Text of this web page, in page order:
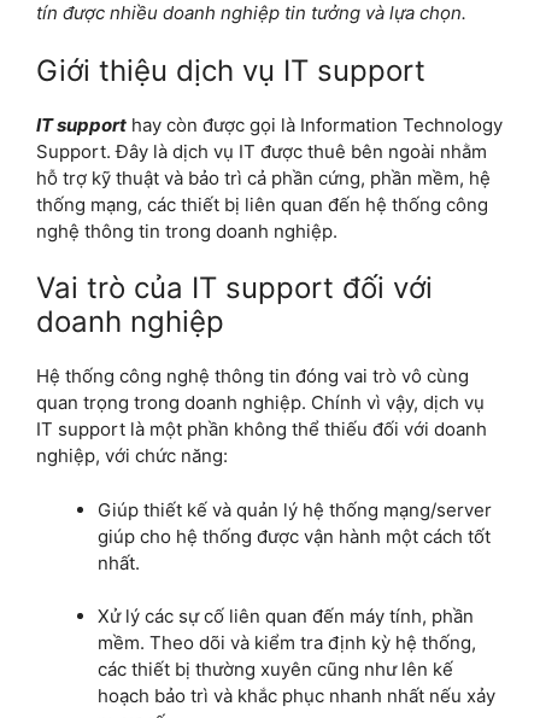
tín được nhiều doanh nghiệp tin tưởng và lựa chọn.
Giới thiệu dịch vụ IT support
IT support hay còn được gọi là Information Technology
Support. Đây là dịch vụ IT được thuê bên ngoài nhằm
hỗ trợ kỹ thuật và bảo trì cả phần cứng, phần mềm, hệ
thống mạng, các thiết bị liên quan đến hệ thống công
nghệ thông tin trong doanh nghiệp.
Vai trò của IT support đối với
doanh nghiệp
Hệ thống công nghệ thông tin đóng vai trò vô cùng
quan trọng trong doanh nghiệp. Chính vì vậy, dịch vụ
IT support là một phần không thể thiếu đối với doanh
nghiệp, với chức năng:
Giúp thiết kế và quản lý hệ thống mạng/server
giúp cho hệ thống được vận hành một cách tốt
nhất.
Xử lý các sự cố liên quan đến máy tính, phần
mềm. Theo dõi và kiểm tra định kỳ hệ thống,
các thiết bị thường xuyên cũng như lên kế
hoạch bảo trì và khắc phục nhanh nhất nếu xảy